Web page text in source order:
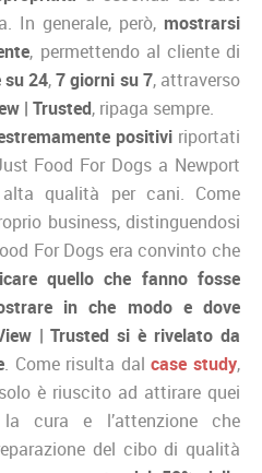
In generale, però, mostrarsi
, permettendo al cliente di
su 24,7 giorni su 7, attraverso
| Trusted, ripaga sempre.
positivi riportati
Food For Dogs a Newport
qualità per cani. Come
business, distinguendosi
For Dogs era convinto che
quello che fanno fosse
in che modo e dove
| Trusted si è rivelato da
. Come risulta dalcase study,
è riuscito ad attirare quei
cura e l’attenzione che
del cibo di qualità